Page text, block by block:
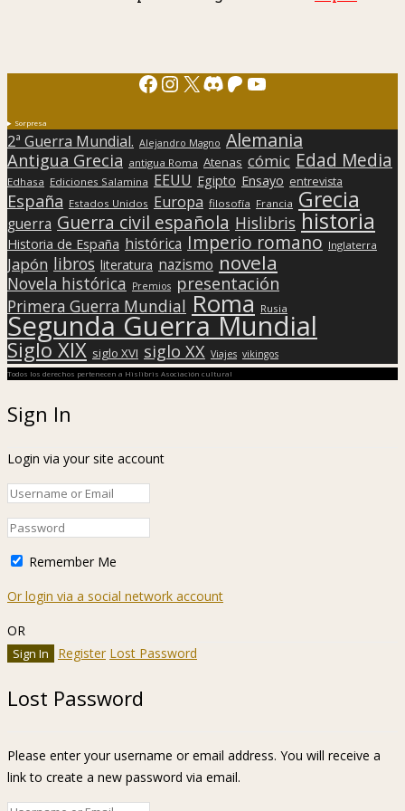
Facebook
Instagram
X Discord
Patreon
YouTube
Sorpresa
2ª Guerra Mundial. Alejandro Magno Alemania
Antigua Grecia antigua Roma Atenas cómic Edad Media
Edhasa Ediciones Salamina EEUU Egipto Ensayo entrevista
España Estados Unidos Europa filosofía Francia Grecia
guerra Guerra civil española Hislibris historia
Historia de España histórica Imperio romano Inglaterra
Japón libros literatura nazismo novela
Novela histórica Premios presentación
Primera Guerra Mundial Roma Rusia
Segunda Guerra Mundial
Siglo XIX siglo XVI siglo XX Viajes vikingos
Todos los derechos pertenecen a Hislibris Asociación cultural
Sign In
Login via your site account
Remember Me
Or login via a social network account
OR
Register Lost Password
Lost Password
Please enter your username or email address. You will receive a
link to create a new password via email.